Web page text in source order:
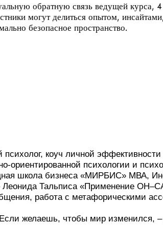
обратную связь ведущей курса,
могут делиться опытом,
безопасное пространство.
коуч личной
ориентированной психологии и
школа бизнеса «МИРБИС» МВА,
Тальписа «Применение
работа с метафорическими
желаешь, чтобы мир изменился,